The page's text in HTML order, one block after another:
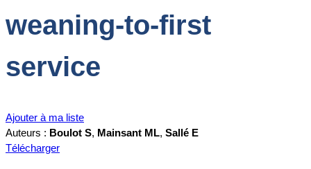
weaning-to-first
service
Ajouter à ma liste
Auteurs : Boulot S, Mainsant ML, Sallé E
Télécharger